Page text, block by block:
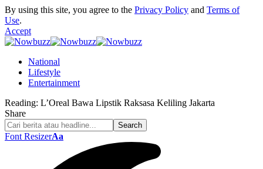
By using this site, you agree to the Privacy Policy and Terms of
Use.
Accept
National
Lifestyle
Entertainment
Reading: L’Oreal Bawa Lipstik Raksasa Keliling Jakarta
Share
Font ResizerAa